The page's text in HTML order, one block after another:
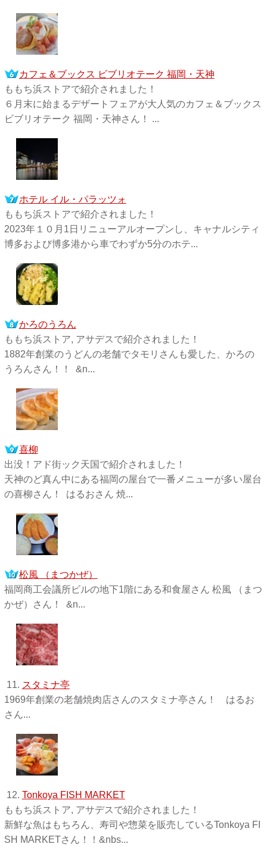
カフェ＆ブックス ビブリオテーク 福岡・天神
ももち浜ストアで紹介されました！
６月末に始まるデザートフェアが大人気のカフェ＆ブックス
ビブリオテーク 福岡・天神さん！ ...
ホテル イル・パラッツォ
ももち浜ストアで紹介されました！
2023年１０月1日リニューアルオープンし、キャナルシティ
博多および博多港から車でわずか5分のホテ...
かろのうろん
ももち浜ストア, アサデスで紹介されました！
1882年創業のうどんの老舗でタモリさんも愛した、かろの
うろんさん！！ &n...
喜柳
出没！アド街ック天国で紹介されました！
天神のど真ん中にある福岡の屋台で一番メニューが多い屋台
の喜柳さん！ はるおさん 焼...
松風 （まつかぜ）
福岡商工会議所ビルの地下1階にある和食屋さん 松風 （まつ
かぜ）さん！ &n...
11. スタミナ亭
1969年創業の老舗焼肉店さんのスタミナ亭さん！ はるお
さん...
12. Tonkoya FISH MARKET
ももち浜ストア, アサデスで紹介されました！
新鮮な魚はもちろん、寿司や惣菜を販売しているTonkoya FI
SH MARKETさん！！&nbs...